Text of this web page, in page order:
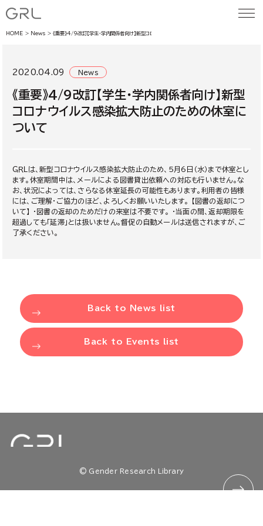
HOME News 《重要》4/9改訂【学生・学内関係者向け】新型コロナウイルス感染拡大防止のための休室について
2020.04.09 News
《重要》4/9改訂【学生・学内関係者向け】新型
コロナウイルス感染拡大防止のための休室に
ついて
ＧＲＬは、新型コロナウイルス感染拡大防止のため、5月6日（水）まで休室とし
ます。休室期間中は、メールによる図書貸出依頼への対応も行いません。な
お、状況によっては、さらなる休室延長の可能性もあります。利用者の皆様
には、ご理解・ご協力のほど、よろしくお願いいたします。 【図書の返却につ
いて】 ・図書の返却のためだけの来室は不要です。 ・当面の間、返却期限を
超過しても「延滞」とは扱いません。督促の自動メールは送信されますが、ご
了承ください。
Back to News list
Back to Events list
© Gender Research Library